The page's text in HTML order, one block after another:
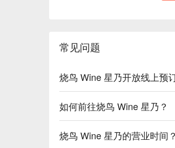
常见问题
烧鸟 Wine 星乃开放线上预
如何前往烧鸟 Wine 星乃？
烧鸟 Wine 星乃的营业时间？